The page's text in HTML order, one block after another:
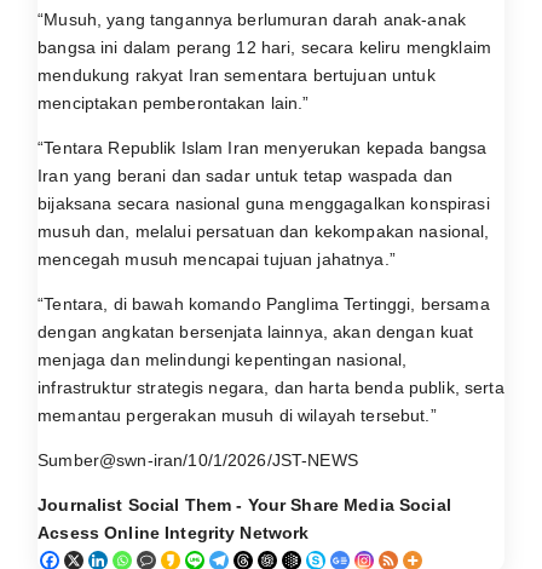
“Musuh, yang tangannya berlumuran darah anak-anak
bangsa ini dalam perang 12 hari, secara keliru mengklaim
mendukung rakyat Iran sementara bertujuan untuk
menciptakan pemberontakan lain.”
“Tentara Republik Islam Iran menyerukan kepada bangsa
Iran yang berani dan sadar untuk tetap waspada dan
bijaksana secara nasional guna menggagalkan konspirasi
musuh dan, melalui persatuan dan kekompakan nasional,
mencegah musuh mencapai tujuan jahatnya.”
“Tentara, di bawah komando Panglima Tertinggi, bersama
dengan angkatan bersenjata lainnya, akan dengan kuat
menjaga dan melindungi kepentingan nasional,
infrastruktur strategis negara, dan harta benda publik, serta
memantau pergerakan musuh di wilayah tersebut.”
Sumber@swn-iran/10/1/2026/JST-NEWS
Journalist Social Them - Your Share Media Social
Acsess Online Integrity Network